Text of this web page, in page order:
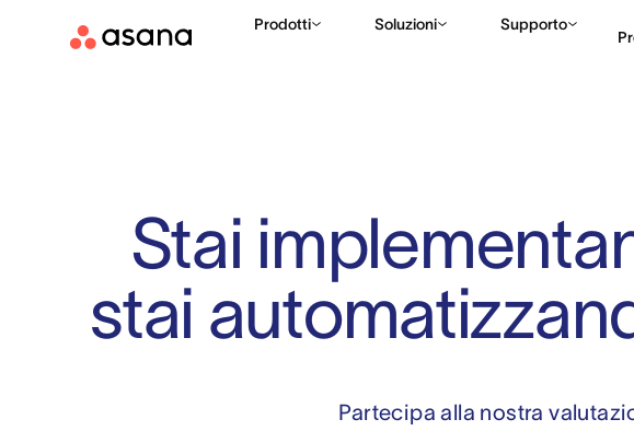
Prodotti Soluzioni Supporto
Stai
stai
Partecipa alla nostra